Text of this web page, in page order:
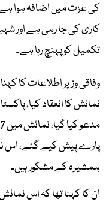
کی عزت میں اضافہ ہوا
کاری کی جا رہی ہے اور
تکمیل کو پہنچ رہا ہے۔
وفاقی وزیر اطلاعات کا
نمائش کا انعقاد کیا،
پارے پیش کیے گئے، اس
ہمشیرہ کے مشکور ہیں۔
ان کا کہنا تھا کہ اس